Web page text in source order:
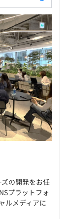
の開発をお任
プラットフォ
ルメディアに